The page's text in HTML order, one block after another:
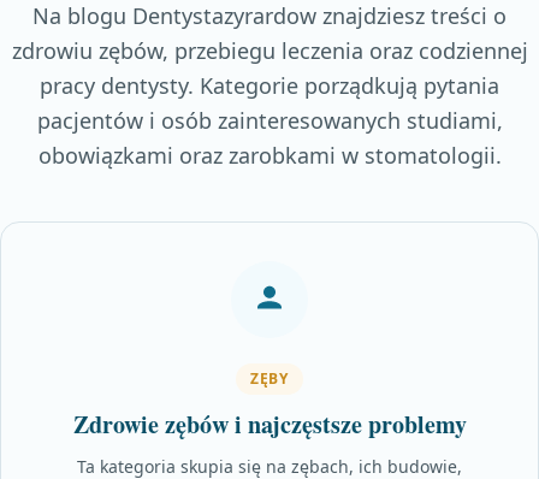
Na blogu Dentystazyrardow znajdziesz treści o
zdrowiu zębów, przebiegu leczenia oraz codziennej
pracy dentysty. Kategorie porządkują pytania
pacjentów i osób zainteresowanych studiami,
obowiązkami oraz zarobkami w stomatologii.
ZĘBY
Zdrowie zębów i najczęstsze problemy
Ta kategoria skupia się na zębach, ich budowie,